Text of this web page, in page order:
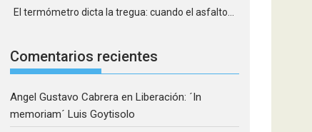
El termómetro dicta la tregua: cuando el asfalto...
Comentarios recientes
Angel Gustavo Cabrera en Liberación: ´In
memoriam´ Luis Goytisolo